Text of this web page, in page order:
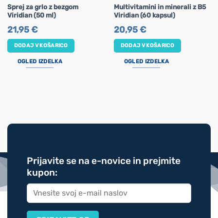
Sprej za grlo z bezgom
Viridian (50 ml)
21,95€
DODAJ V KOŠARICO
OGLED IZDELKA
Multivitamini in minerali z B5
Viridian (60 kapsul)
20,95€
DODAJ V KOŠARICO
OGLED IZDELKA
Prijavite se na e-novice in prejmite
kupon: